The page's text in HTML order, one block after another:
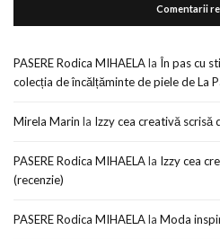
Comentarii
PASERE Rodica MIHAELAla În pas cu
colecția de încălțăminte de piele de La
Mirela Marin la Izzy cea creativă scrisă
PASERE Rodica MIHAELAla Izzy cea
(recenzie)
PASERE Rodica MIHAELAla Moda